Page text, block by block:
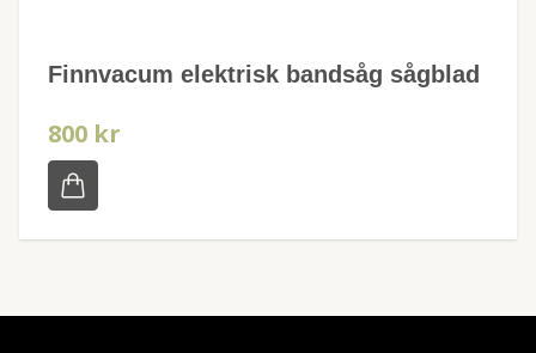
Finnvacum elektrisk bandsåg sågblad
800 kr